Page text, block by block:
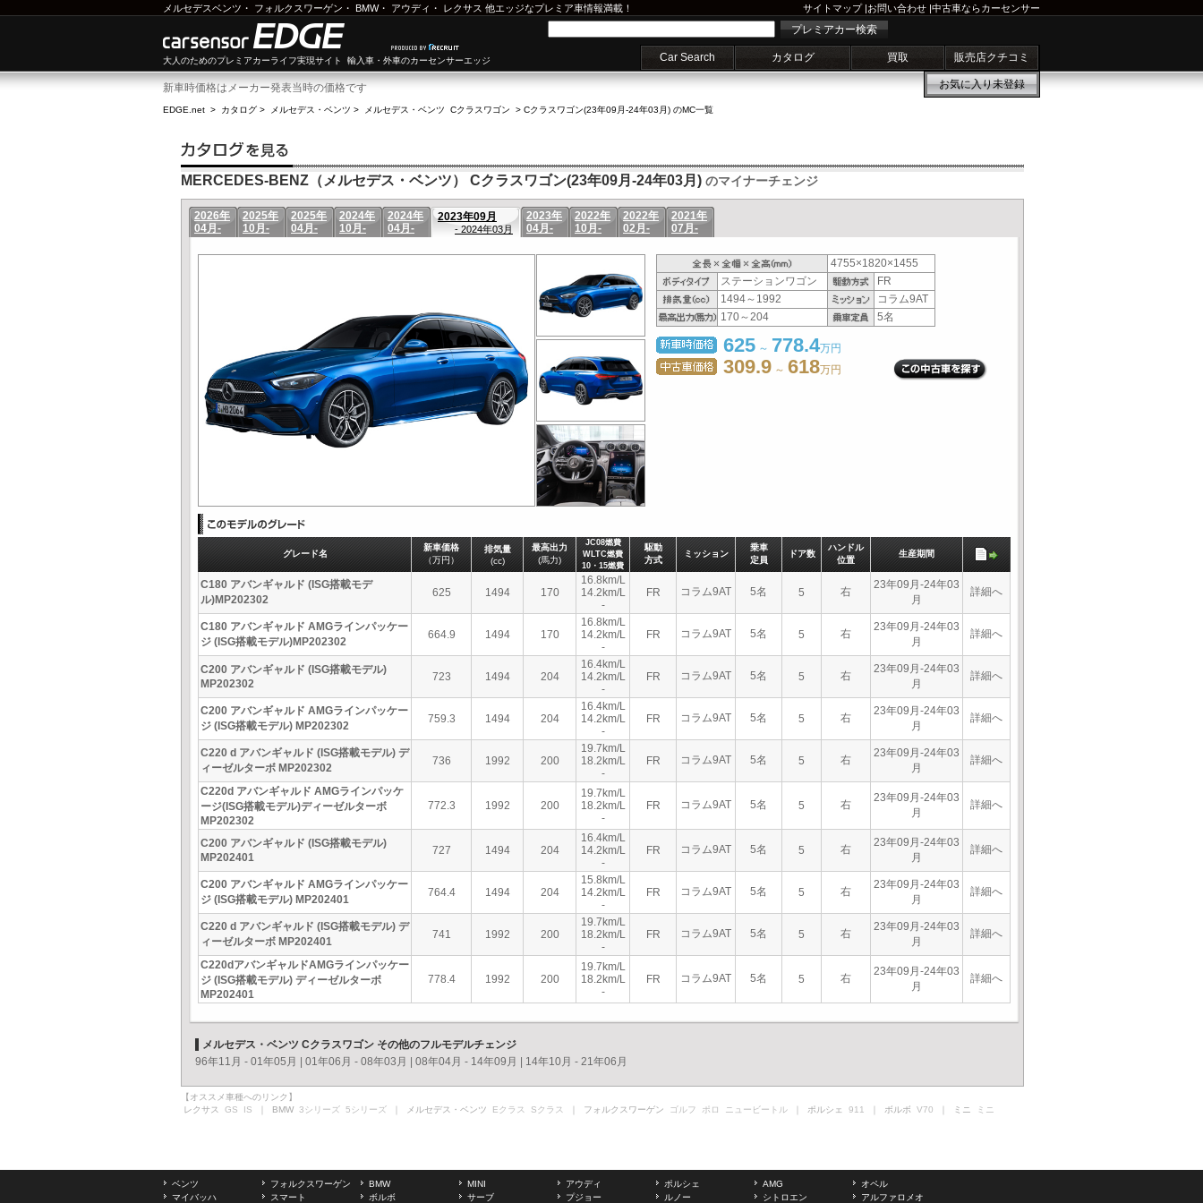
メルセデスベンツ ・ フォルクスワーゲン ・ BMW・ アウディ ・ レクサス 他エッジなプレミア車情報満載！ サイトマップ|お問い合わせ |中古車ならカーセンサー
大人のためのプレミアカーライフ実現サイト 輸入車・外車のカーセンサーエッジ
プレミアカー検索
Car Search カタログ 買取 販売店クチコミ
お気に入り未登録
新車時価格はメーカー発表当時の価格です
EDGE.net > カタログ > メルセデス・ベンツ > メルセデス・ベンツ Cクラスワゴン > Cクラスワゴン(23年09月-24年03月) のMC一覧
MERCEDES-BENZ（メルセデス・ベンツ） Cクラスワゴン(23年09月-24年03月) のマイナーチェンジ
2026年
04月-
2025年
10月-
2025年
04月-
2024年
10月-
2024年
04月-
2023年09月
- 2024年03月
2023年
04月-
2022年
10月-
2022年
02月-
2021年
07月-
4755×1820×1455
ステーションワゴン
FR
1494～1992
コラム9AT
170～204
5名
625 ～ 778.4万円
309.9 ～ 618万円
グレード名
新車価格
（万円）
排気量
(cc)
最高出力
(馬力)
JC08燃費
WLTC燃費
10・15燃費
駆動
方式
ミッション
乗車
定員
ドア数
ハンドル
位置
生産期間
C180 アバンギャルド (ISG搭載モデ
ル)MP202302
625 1494 170
16.8km/L
14.2km/L
-
FR コラム9AT 5名 5 右
23年09月-24年03
月
詳細へ
C180 アバンギャルド AMGラインパッケー
ジ (ISG搭載モデル)MP202302
664.9 1494 170
16.8km/L
14.2km/L
-
FR コラム9AT 5名 5 右
23年09月-24年03
月
詳細へ
C200 アバンギャルド (ISG搭載モデル)
MP202302
723 1494 204
16.4km/L
14.2km/L
-
FR コラム9AT 5名 5 右
23年09月-24年03
月
詳細へ
C200 アバンギャルド AMGラインパッケー
ジ (ISG搭載モデル) MP202302
759.3 1494 204
16.4km/L
14.2km/L
-
FR コラム9AT 5名 5 右
23年09月-24年03
月
詳細へ
C220 d アバンギャルド (ISG搭載モデル) デ
ィーゼルターボ MP202302
736 1992 200
19.7km/L
18.2km/L
-
FR コラム9AT 5名 5 右
23年09月-24年03
月
詳細へ
C220d アバンギャルド AMGラインパッケ
ージ(ISG搭載モデル)ディーゼルターボ
MP202302
772.3 1992 200
19.7km/L
18.2km/L
-
FR コラム9AT 5名 5 右
23年09月-24年03
月
詳細へ
C200 アバンギャルド (ISG搭載モデル)
MP202401
727 1494 204
16.4km/L
14.2km/L
-
FR コラム9AT 5名 5 右
23年09月-24年03
月
詳細へ
C200 アバンギャルド AMGラインパッケー
ジ (ISG搭載モデル) MP202401
764.4 1494 204
15.8km/L
14.2km/L
-
FR コラム9AT 5名 5 右
23年09月-24年03
月
詳細へ
C220 d アバンギャルド (ISG搭載モデル) デ
ィーゼルターボ MP202401
741 1992 200
19.7km/L
18.2km/L
-
FR コラム9AT 5名 5 右
23年09月-24年03
月
詳細へ
C220dアバンギャルドAMGラインパッケー
ジ (ISG搭載モデル) ディーゼルターボ
MP202401
778.4 1992 200
19.7km/L
18.2km/L
-
FR コラム9AT 5名 5 右
23年09月-24年03
月
詳細へ
メルセデス・ベンツ Cクラスワゴン その他のフルモデルチェンジ
96年11月 - 01年05月
01年06月 - 08年03月 08年04月 - 14年09月 14年10月 - 21年06月
【オススメ車種へのリンク】
レクサス GS IS ｜ BMW 3シリーズ 5シリーズ ｜ メルセデス・ベンツ Eクラス Sクラス ｜ フォルクスワーゲン ゴルフ ポロ ニュービートル ｜ ポルシェ 911 ｜ ボルボ V70 ｜ ミニ ミニ
ベンツ フォルクスワーゲン BMW MINI アウディ ポルシェ AMG
オペル
マイバッハ
スマート ボルボ サーブ プジョー ルノー シトロエン アルファロメオ